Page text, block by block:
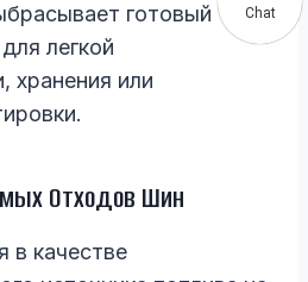
готовый
легкой
хранения или
Отходов Шин
в качестве
Chat